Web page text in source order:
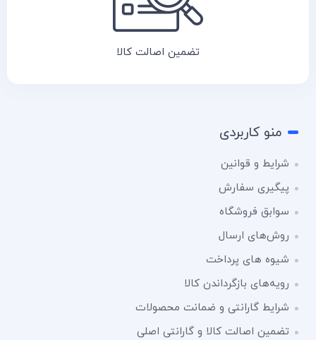
تضمین اصالت کالا
منو کاربردی
شرایط و قوانین
پیگیری سفارش
سوابق فروشگاه
روش‌های ارسال
شیوه های پرداخت
رویه‌های بازگرداندن کالا
شرایط گارانتی و ضمانت محصولات
تضمین اصالت کالا و گارانتی اصلی